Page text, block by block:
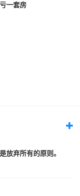
一套房
放弃所有的原则。